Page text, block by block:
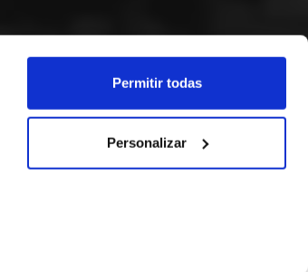
Permitir todas
Personalizar